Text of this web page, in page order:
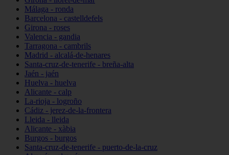
Málaga - ronda
Barcelona - castelldefels
Girona - roses
Valencia - gandia
Tarragona - cambrils
Madrid - alcalá-de-henares
Santa-cruz-de-tenerife - breña-alta
Jaén - jaén
Huelva - huelva
Alicante - calp
La-rioja - logroño
Cádiz - jerez-de-la-frontera
Lleida - lleida
Alicante - xàbia
Burgos - burgos
Santa-cruz-de-tenerife - puerto-de-la-cruz